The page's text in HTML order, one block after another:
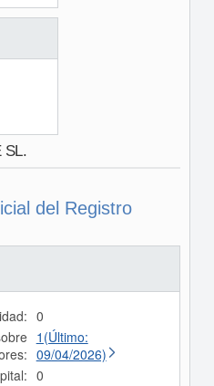
SL.
del Registro
0
1(Último:
09/04/2026)
0